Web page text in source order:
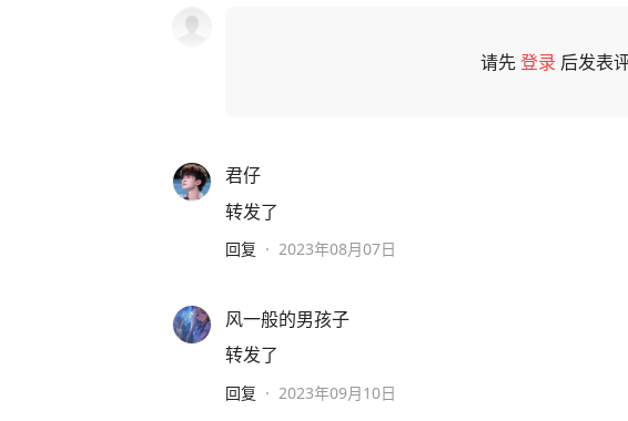
请先登录 后发表
君仔
转发了
回复 · 2023年08月07日
风一般的男孩子
转发了
回复 · 2023年09月10日